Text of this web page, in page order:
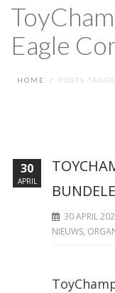
Eagle
HOME POSTS
30 APRIL
NIEUWS,
30
APRIL